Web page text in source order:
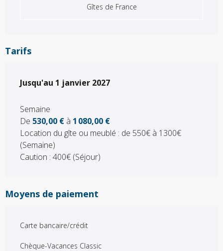
Gîtes de France
Tarifs
Du3 janvier 2026au1 janvier 2027
Jusqu'au 1 janvier 2027
Semaine
De 530,00 € à 1 080,00 €
Location du gîte ou meublé : de 550€ à 1300€
(Semaine)
Caution : 400€ (Séjour)
Moyens de paiement
Carte bancaire/crédit
Chèque-Vacances Classic